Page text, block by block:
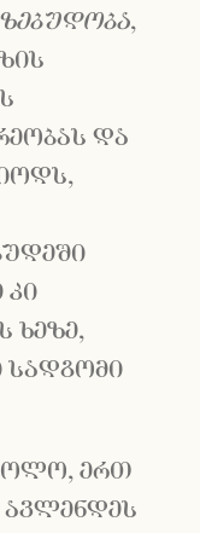
,
და
კი
ხეზე,
სადგომი
ერთ
ავლენდეს